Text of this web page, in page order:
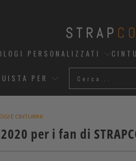
PERSONALIZZATI
PER
E CINTURINI
per i fan di